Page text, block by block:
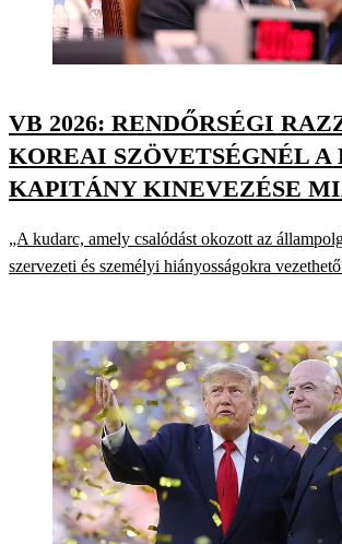
VB 2026: RENDŐRSÉGI
KOREAI SZÖVETSÉGNÉL A
KAPITÁNY KINEVEZÉSE
„A kudarc, amely csalódást okozott az
szervezeti és személyi hiányosságokra